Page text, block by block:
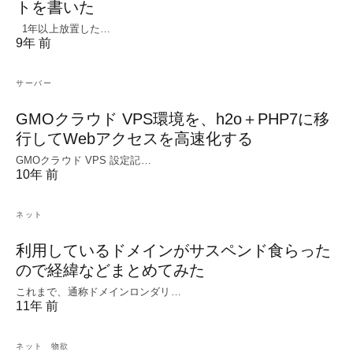
トを書いた
1年以上放置した…
9年 前
サーバー
GMOクラウド VPS環境を、h2o＋PHP7に移
行してWebアクセスを高速化する
GMOクラウド VPS 設定記…
10年 前
ネット
利用しているドメインがサスペンド食らった
ので経緯などまとめてみた
これまで、通称ドメインロンダリ…
11年 前
ネット 物欲